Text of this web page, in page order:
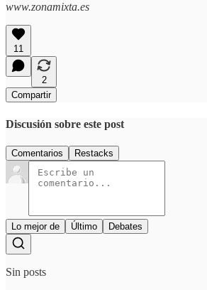
www.zonamixta.es
11
2
Compartir
Discusión sobre este post
Comentarios Restacks
Lo mejor de Último Debates
Sin posts